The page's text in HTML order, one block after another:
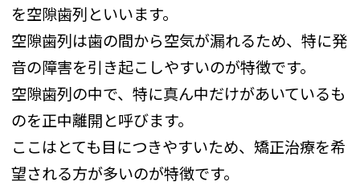
を空隙歯列といいます。
空隙歯列は歯の間から空気が漏れるため、特に発
音の障害を引き起こしやすいのが特徴です。
空隙歯列の中で、特に真ん中だけがあいているも
のを正中離開と呼びます。
ここはとても目につきやすいため、矯正治療を希
望される方が多いのが特徴です。